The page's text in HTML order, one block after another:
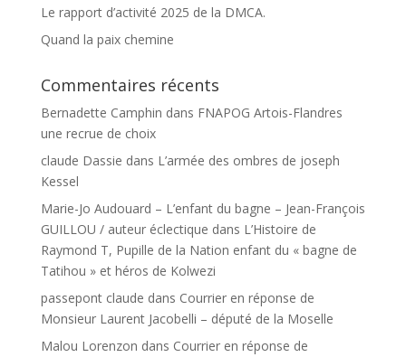
Le rapport d’activité 2025 de la DMCA.
Quand la paix chemine
Commentaires récents
Bernadette Camphin dans FNAPOG Artois-Flandres
une recrue de choix
claude Dassie dans L’armée des ombres de joseph
Kessel
Marie-Jo Audouard – L’enfant du bagne – Jean-François
GUILLOU / auteur éclectique dans L’Histoire de
Raymond T, Pupille de la Nation enfant du « bagne de
Tatihou » et héros de Kolwezi
passepont claude dans Courrier en réponse de
Monsieur Laurent Jacobelli – député de la Moselle
Malou Lorenzon dans Courrier en réponse de